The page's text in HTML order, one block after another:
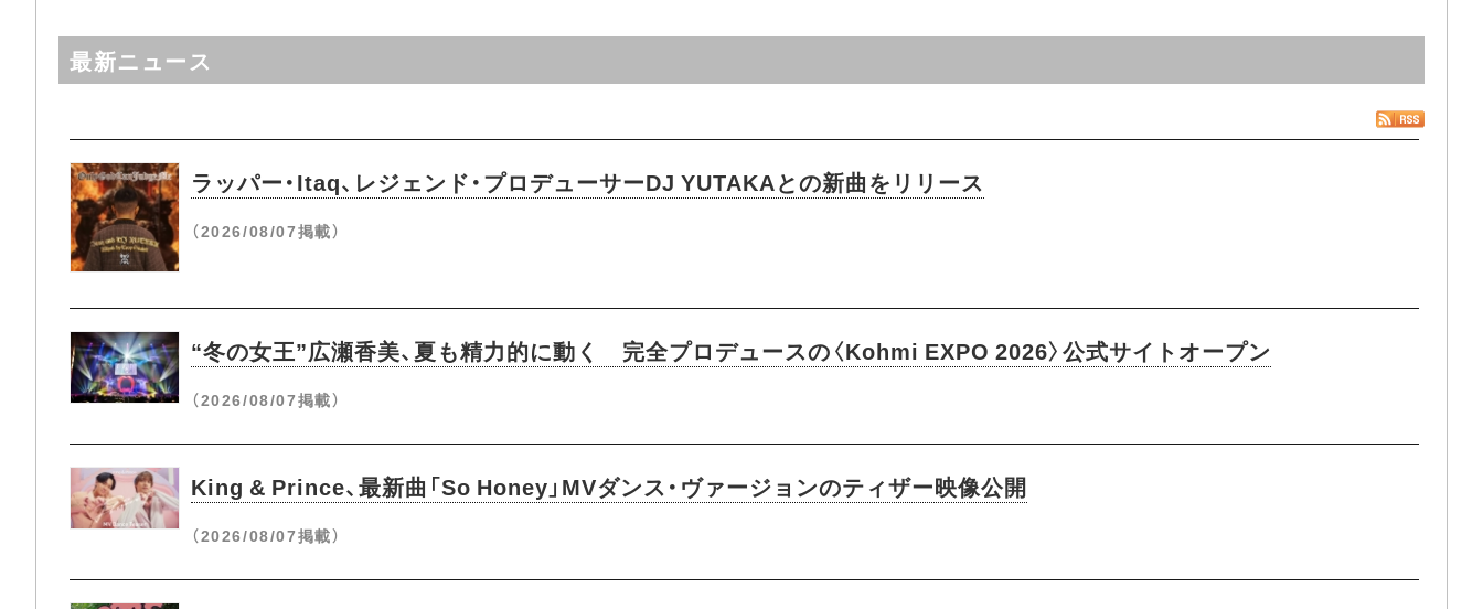
最新ニュース
ラッパー・Itaq、レジェンド・プロデューサーDJ YUTAKAとの新曲をリリース
（2026/08/07掲載）
“冬の女王”広瀬香美、夏も精力的に動く 完全プロデュースの〈Kohmi EXPO 2026〉公式サイトオープン
（2026/08/07掲載）
King & Prince、最新曲「So Honey」MVダンス・ヴァージョンのティザー映像公開
（2026/08/07掲載）